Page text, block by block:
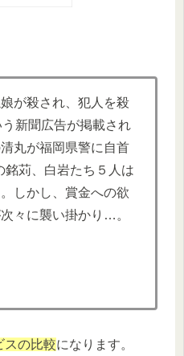
が殺され、犯人を殺
新聞広告が掲載され
丸が福岡県警に自首
銘苅、白岩たち５人は
しかし、賞金への欲
々に襲い掛かり…。
スの比較になります。